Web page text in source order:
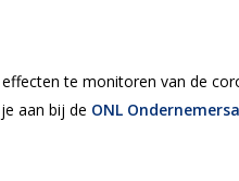
te monitoren van de
aan bij de ONL